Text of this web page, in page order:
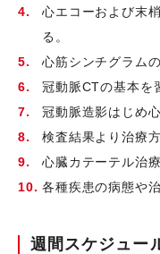
心エコーおよび末
る。
心筋シンチグラム
冠動脈CTの基本を
冠動脈造影はじめ
検査結果より治療
心臓カテーテル治
各種疾患の病態や
週間スケジュー